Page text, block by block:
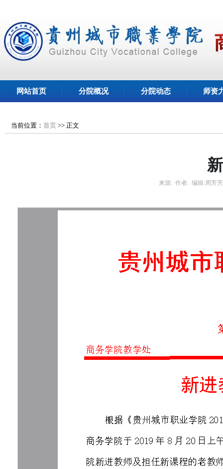
网站首页 分院概况 分院动态 师资
当前位置： 首页 >> 正文
来源: 作者: 编辑:周芳芳